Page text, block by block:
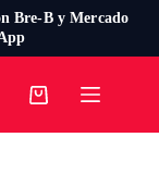
Bre-B y Mercado
Carro